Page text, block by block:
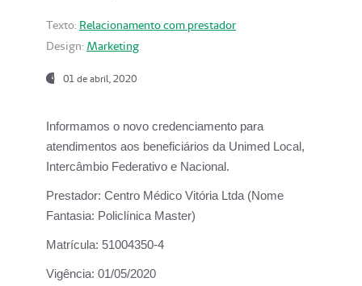
Texto: Relacionamento com prestador
Design: Marketing
01 de abril, 2020
Informamos o novo credenciamento para
atendimentos aos beneficiários da Unimed Local,
Intercâmbio Federativo e Nacional.
Prestador: Centro Médico Vitória Ltda (Nome
Fantasia: Policlínica Master)
Matrícula: 51004350-4
Vigência: 01/05/2020